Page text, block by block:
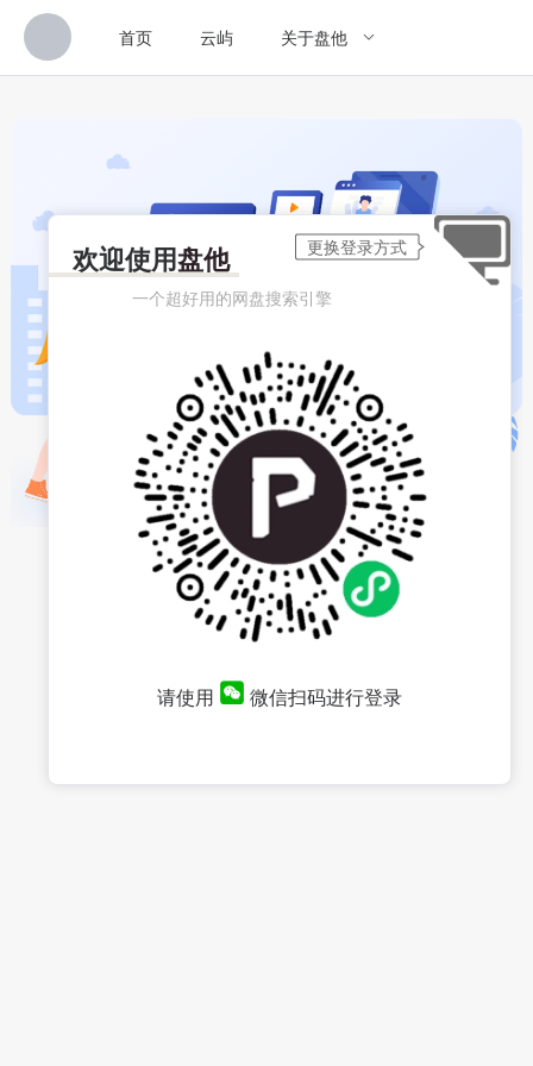
首页 云屿 关于盘他
欢迎使用盘他
一个超好用的网盘搜索引擎
请使用 微信扫码进行登录